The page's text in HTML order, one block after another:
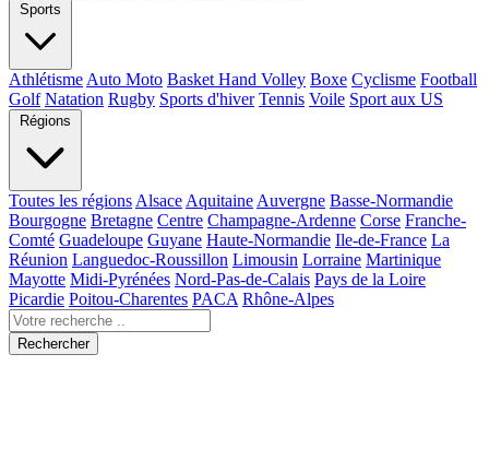
Sports
Athlétisme Auto Moto Basket Hand Volley Boxe Cyclisme Football
Golf Natation Rugby Sports d'hiver Tennis Voile Sport aux US
Régions
Toutes les régions Alsace Aquitaine Auvergne Basse-Normandie
Bourgogne Bretagne Centre Champagne-Ardenne Corse Franche-
Comté Guadeloupe Guyane Haute-Normandie Ile-de-France La
Réunion Languedoc-Roussillon Limousin Lorraine Martinique
Mayotte Midi-Pyrénées Nord-Pas-de-Calais Pays de la Loire
Picardie Poitou-Charentes PACA Rhône-Alpes
Rechercher